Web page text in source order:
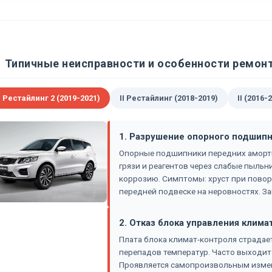
Типичные неисправности и особенности
Рестайлинг 2 (2019-2021) II Рестайлинг (2018-2019) II (2016-
1. Разрушение опорного
Опорные подшипники передних
грязи и реагентов через слабые
коррозию. Симптомы: хруст при
передней подвеске на неровностях.
2. Отказ блока управления
Плата блока климат-контроля
перепадов температур. Часто
Проявляется самопроизвольным